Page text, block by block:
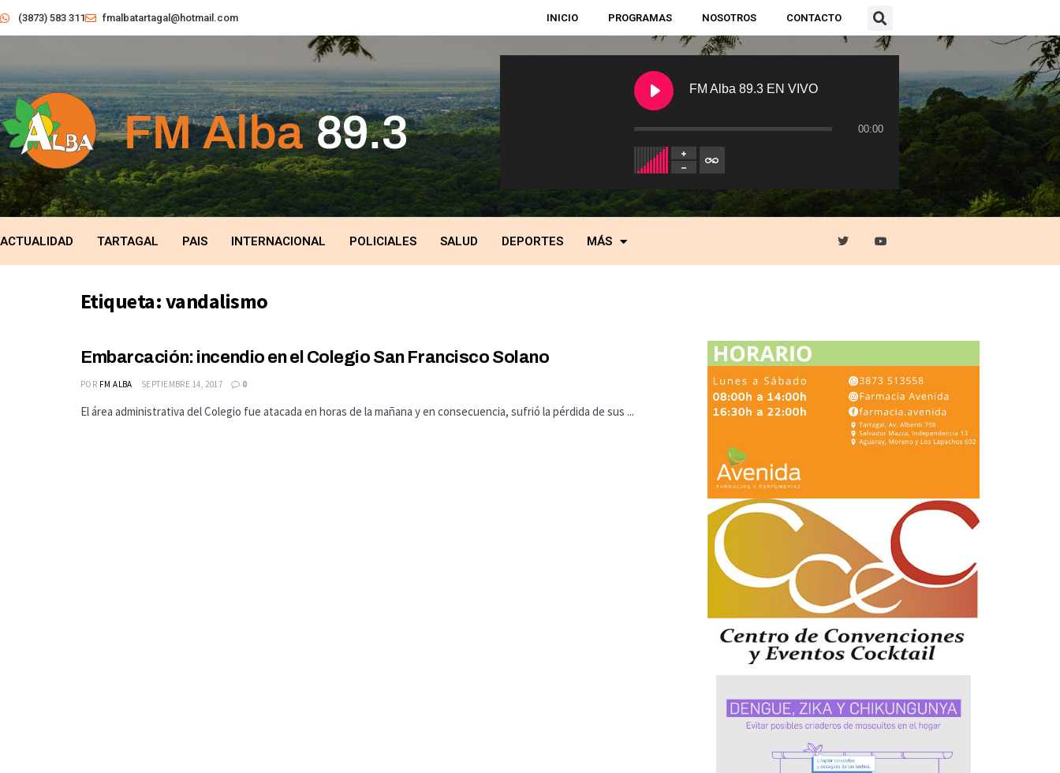
(3873) 583 311 fmalbatartagal@hotmail.com INICIO PROGRAMAS NOSOTROS CONTACTO
FM Alba 89.3 EN VIVO
00:00
ACTUALIDAD TARTAGAL PAIS INTERNACIONAL POLICIALES SALUD DEPORTES MÁS
Etiqueta:vandalismo
Embarcación: incendio en el Colegio San Francisco Solano
POR FM ALBA SEPTIEMBRE 14, 2017 0
El área administrativa del Colegio fue atacada en horas de la mañana y en consecuencia, sufrió la pérdida de sus ...